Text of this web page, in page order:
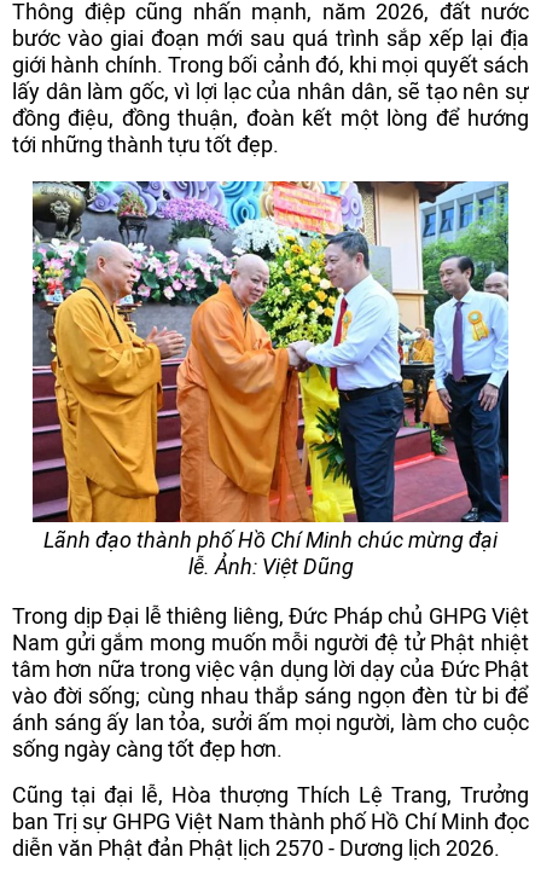
Thông điệp cũng nhấn mạnh, năm 2026, đất nước
bước vào giai đoạn mới sau quá trình sắp xếp lại địa
giới hành chính. Trong bối cảnh đó, khi mọi quyết sách
lấy dân làm gốc, vì lợi lạc của nhân dân, sẽ tạo nên sự
đồng điệu, đồng thuận, đoàn kết một lòng để hướng
tới những thành tựu tốt đẹp.
Lãnh đạo thành phố Hồ Chí Minh chúc mừng đại
lễ. Ảnh: Việt Dũng
Trong dịp Đại lễ thiêng liêng, Đức Pháp chủ GHPG Việt
Nam gửi gắm mong muốn mỗi người đệ tử Phật nhiệt
tâm hơn nữa trong việc vận dụng lời dạy của Đức Phật
vào đời sống; cùng nhau thắp sáng ngọn đèn từ bi để
ánh sáng ấy lan tỏa, sưởi ấm mọi người, làm cho cuộc
sống ngày càng tốt đẹp hơn.
Cũng tại đại lễ, Hòa thượng Thích Lệ Trang, Trưởng
ban Trị sự GHPG Việt Nam thành phố Hồ Chí Minh đọc
diễn văn Phật đản Phật lịch 2570 - Dương lịch 2026.